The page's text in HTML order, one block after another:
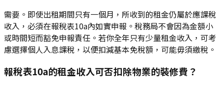
需要。即使出租期間只有一個月，所收到的租金仍屬於應課稅
收入，必須在報稅表10a內如實申報。稅務局不會因為金額小
或時間短而豁免申報責任。若你全年只有少量租金收入，可考
慮選擇個人入息課稅，以便扣減基本免稅額，可能毋須繳稅。
報稅表10a的租金收入可否扣除物業的裝修費？